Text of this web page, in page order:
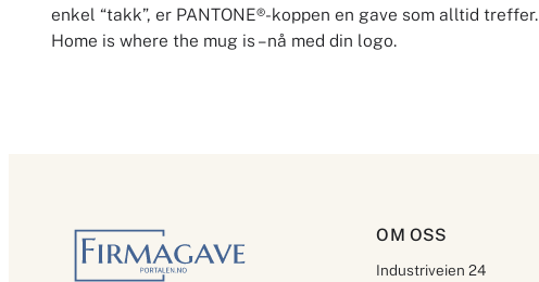
enkel “takk”, er PANTONE®-koppen en gave som alltid treffer.
Home is where the mug is – nå med din logo.
OM OSS
Industriveien 24